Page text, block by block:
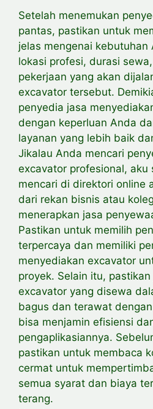
Setelah menemukan
pantas, pastikan untuk
jelas mengenai kebutuhan
lokasi profesi, durasi
pekerjaan yang akan
excavator tersebut.
penyedia jasa
dengan keperluan Anda
layanan yang lebih baik
Jikalau Anda mencari
excavator profesional, aku
mencari di direktori online
dari rekan bisnis atau
menerapkan jasa
Pastikan untuk memilih
terpercaya dan memiliki
menyediakan excavator
proyek. Selain itu,
excavator yang disewa
bagus dan terawat
bisa menjamin efisiensi
pengaplikasiannya.
pastikan untuk membaca
cermat untuk
semua syarat dan biaya
terang.